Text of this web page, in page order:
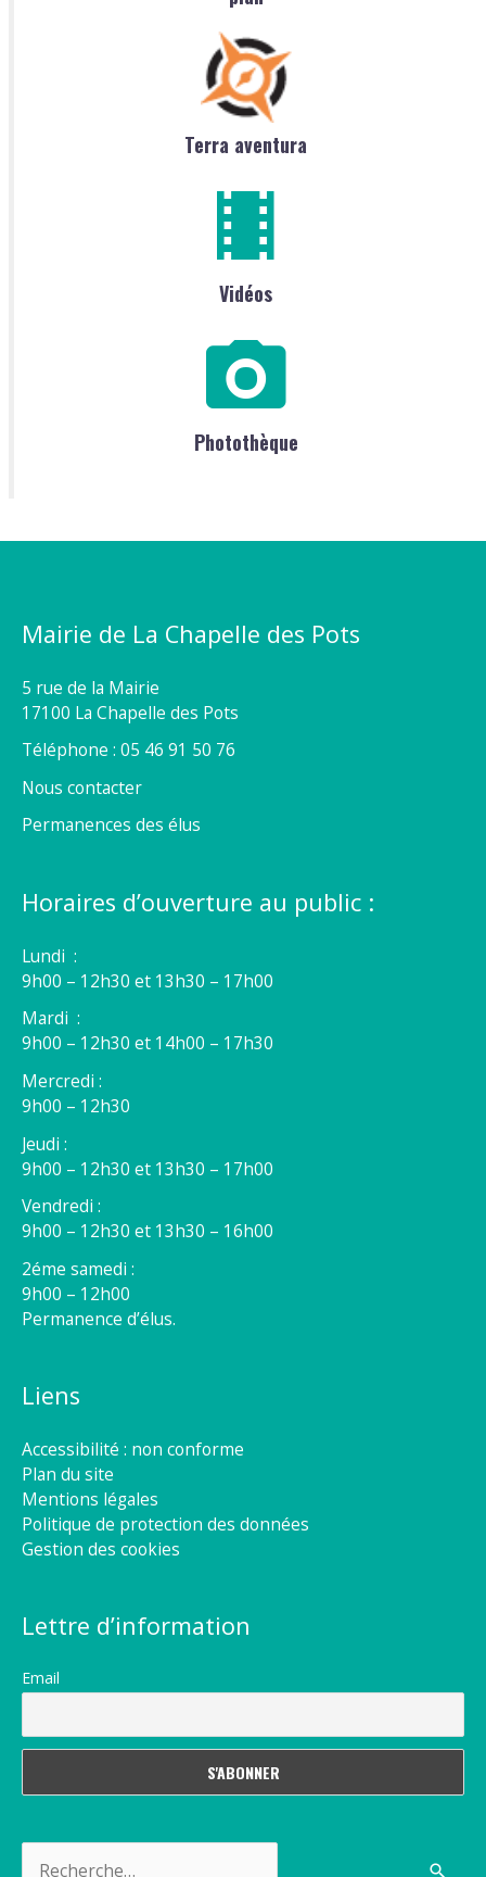
Terra aventura
Vidéos
Photothèque
Mairie de La Chapelle des Pots
5 rue de la Mairie
17100 La Chapelle des Pots
Téléphone : 05 46 91 50 76
Nous contacter
Permanences des élus
Horaires d’ouverture au public :
Lundi :
9h00 – 12h30 et 13h30 – 17h00
Mardi :
9h00 – 12h30 et 14h00 – 17h30
Mercredi :
9h00 – 12h30
Jeudi :
9h00 – 12h30 et 13h30 – 17h00
Vendredi :
9h00 – 12h30 et 13h30 – 16h00
2éme samedi :
9h00 – 12h00
Permanence d’élus.
Liens
Accessibilité : non conforme
Plan du site
Mentions légales
Politique de protection des données
Gestion des cookies
Lettre d’information
Email